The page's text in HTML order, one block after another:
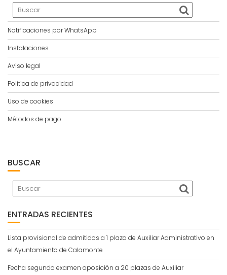
Notificaciones por WhatsApp
Instalaciones
Aviso legal
Política de privacidad
Uso de cookies
Métodos de pago
BUSCAR
ENTRADAS RECIENTES
Lista provisional de admitidos a 1 plaza de Auxiliar Administrativo en
el Ayuntamiento de Calamonte
Fecha segundo examen oposición a 20 plazas de Auxiliar